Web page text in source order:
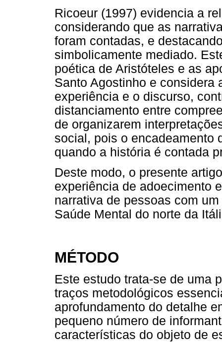
Ricoeur (1997) evidencia a
considerando que as
foram contadas, e
simbolicamente mediado.
poética de Aristóteles e as
Santo Agostinho e considera
experiência e o discurso,
distanciamento entre
de organizarem
social, pois o encadeamento
quando a história é contada
Deste modo, o presente
experiência de adoecimento
narrativa de pessoas com
Saúde Mental do norte da
MÉTODO
Este estudo trata-se de uma
traços metodológicos
aprofundamento do detalhe
pequeno número de
características do objeto de